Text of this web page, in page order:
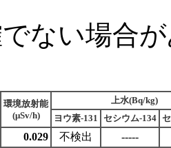
ない場合
環境放射能
(μSv/h)
上水(Bq/kg)
ヨウ素-131 セシウム-134
0.029 不検出
-----